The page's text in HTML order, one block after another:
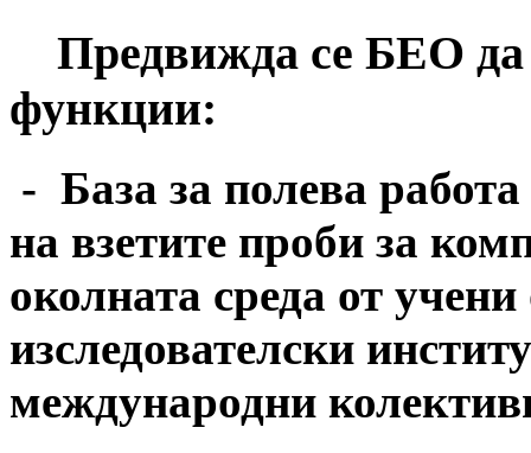
Предвижда се БЕО да
функции:
- База за полева
на взетите проби за
околната среда от
изследователски
международни